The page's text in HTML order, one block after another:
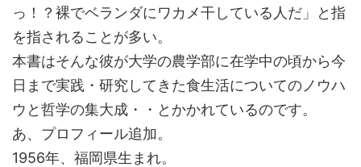
っ！？裸でベランダにワカメ干している人だ」と指
を指されることが多い。
本書はそんな彼が大学の農学部に在学中の頃から今
日まで実践・研究してきた食生活についてのノウハ
ウと哲学の集大成・・とかかれているのです。
あ、プロフィール追加。
1956年、福岡県生まれ。